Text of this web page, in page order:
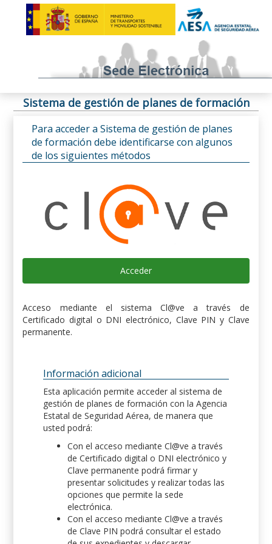
Sistema de gestión de planes de formación
Para acceder a Sistema de gestión de planes
de formación debe identificarse con algunos
de los siguientes métodos
Acceder
Acceso mediante el sistema Cl@ve a través de
Certificado digital o DNI electrónico, Clave PIN y Clave
permanente.
Información adicional
Esta aplicación permite acceder al sistema de
gestión de planes de formación con la Agencia
Estatal de Seguridad Aérea, de manera que
usted podrá:
Con el acceso mediante Cl@ve a través
de Certificado digital o DNI electrónico y
Clave permanente podrá firmar y
presentar solicitudes y realizar todas las
opciones que permite la sede
electrónica.
Con el acceso mediante Cl@ve a través
de Clave PIN podrá consultar el estado